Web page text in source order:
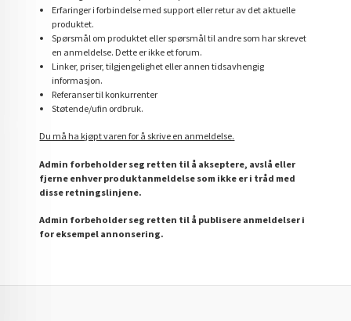
Erfaringer i forbindelse med support eller retur av det aktuelle
produktet.
Spørsmål om produktet eller spørsmål til andre som har skrevet
en anmeldelse. Dette er ikke et forum.
Linker, priser, tilgjengelighet eller annen tidsavhengig
informasjon.
Referanser til konkurrenter
Støtende/ufin ordbruk.
Du må ha kjøpt varen for å skrive en anmeldelse.
Admin forbeholder seg retten til å akseptere, avslå eller
fjerne enhver produktanmeldelse som ikke er i tråd med
disse retningslinjene.
Admin forbeholder seg retten til å publisere anmeldelser i
for eksempel annonsering.